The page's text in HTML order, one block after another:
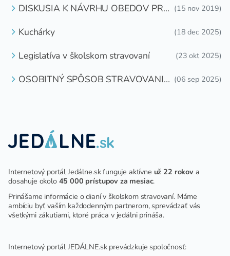
DISKUSIA K NÁVRHU OBEDOV PRE
(15 nov 2019)
Kuchárky (18 dec 2025)
Legislatíva v školskom stravovaní (23 okt 2025)
OSOBITNÝ SPÔSOB STRAVOVANIA (06 sep 2025)
Internetový portál Jedálne.sk funguje aktívne už 22 rokova
dosahuje okolo 45 000 prístupov za mesiac.
Prinášame informácie o dianí v školskom stravovaní. Máme
ambíciu byť vaším každodenným partnerom, sprevádzať vás
všetkými zákutiami, ktoré práca v jedálni prináša.
Internetový portál JEDÁLNE.sk prevádzkuje spoločnosť: